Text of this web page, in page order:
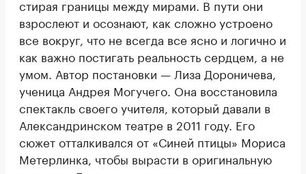
стирая границы между мирами. В пути они
взрослеют и осознают, как сложно устроено
все вокруг, что не всегда все ясно и логично и
как важно постигать реальность сердцем, а не
умом. Автор постановки — Лиза Дороничева,
ученица Андрея Могучего. Она восстановила
спектакль своего учителя, который давали в
Александринском театре в 2011 году. Его
сюжет отталкивался от «Синей птицы» Мориса
Метерлинка, чтобы вырасти в оригинальную